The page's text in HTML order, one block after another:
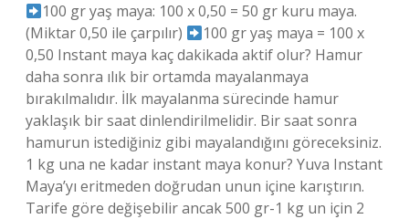
100 gr yaş maya: 100 x 0,50 = 50 gr kuru maya.
(Miktar 0,50 ile çarpılır)
100 gr yaş maya = 100 x
0,50 Instant maya kaç dakikada aktif olur? Hamur
daha sonra ılık bir ortamda mayalanmaya
bırakılmalıdır. İlk mayalanma sürecinde hamur
yaklaşık bir saat dinlendirilmelidir. Bir saat sonra
hamurun istediğiniz gibi mayalandığını göreceksiniz.
1 kg una ne kadar instant maya konur? Yuva Instant
Maya’yı eritmeden doğrudan unun içine karıştırın.
Tarife göre değişebilir ancak 500 gr-1 kg un için 2